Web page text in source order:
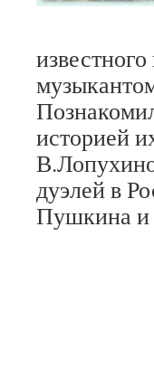
историей
дуэлей в
Пушкина